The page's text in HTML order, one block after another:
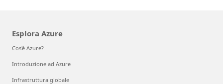
Esplora Azure
Cos'è Azure?
Introduzione ad Azure
Infrastruttura globale